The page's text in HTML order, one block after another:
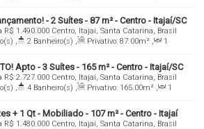
, Total: 258.00m² , 2 Vaga(s) ,
Útil:
- 2 Suítes - 87 m² - Centro - Itajaí/SC
R$ 1.490.000 Centro, Itajaí, Santa Catarina, Brasil
, 2 Banheiro(s) , Privativo: 87.00m² ,
1
, 2 Vaga(s) , Útil: 87.00m²
Apto - 3 Suítes - 165 m² - Centro - Itajaí/SC
R$ 2.727.000 Centro, Itajaí, Santa Catarina, Brasil
, 4 Banheiro(s) , Privativo: 165.00m² ,
1
, 3 Vaga(s) , Útil: 165.00m²
+ 1 Qt - Mobiliado - 107 m² - Centro - Itajaí
R$ 1.480.000 Centro, Itajaí, Santa Catarina, Brasil